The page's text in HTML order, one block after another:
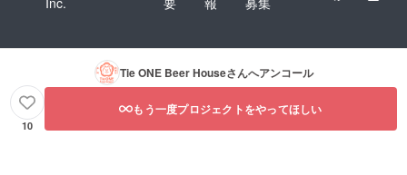
Tie ONE Beer Houseさんへアンコール
10
もう一度プロジェクトをやってほしい